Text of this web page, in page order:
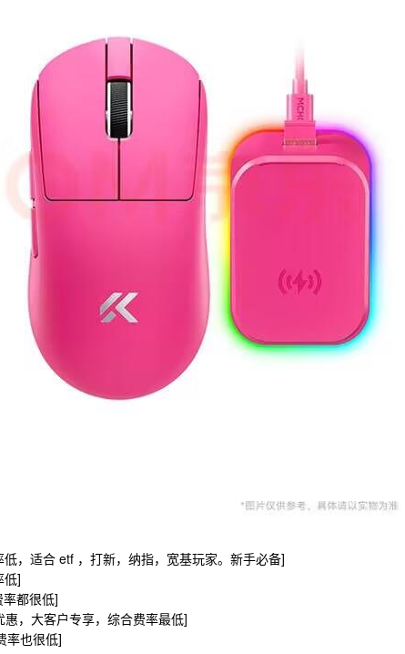
，适合 etf ，打新，纳指，宽基玩家。新手必备]
低]
都很低]
，大客户专享，综合费率最低]
率也很低]